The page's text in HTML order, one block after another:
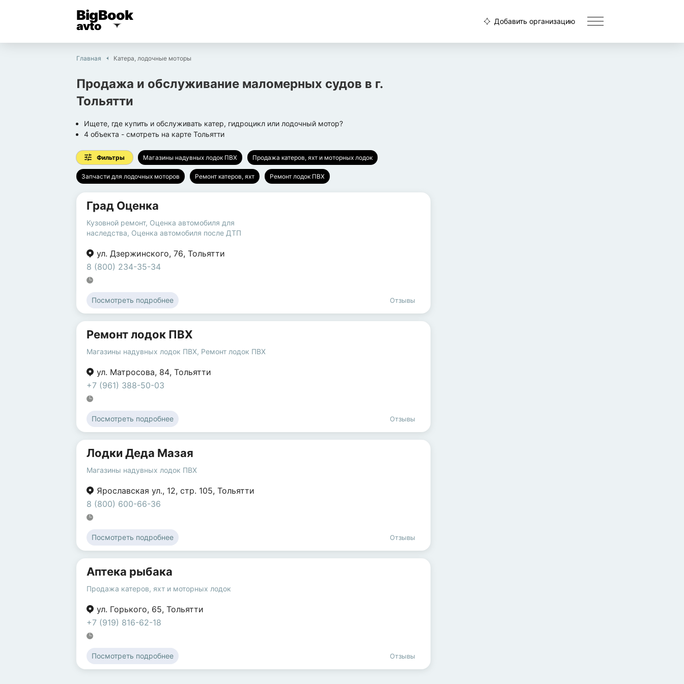
BigBook
avto Добавить организацию
Главная Катера, лодочные моторы
Продажа и обслуживание маломерных судов в г.
Тольятти
Ищете, где купить и обслуживать катер, гидроцикл или лодочный мотор?
4 объекта - смотреть на карте Тольятти
Фильтры Магазины надувных лодок ПВХ Продажа катеров, яхт и моторных лодок
Запчасти для лодочных моторов Ремонт катеров, яхт Ремонт лодок ПВХ
Град Оценка
Кузовной ремонт, Оценка автомобиля для
наследства, Оценка автомобиля после ДТП
ул. Дзержинского, 76, Тольятти
8 (800) 234-35-34
Посмотреть подробнее Отзывы
Ремонт лодок ПВХ
Магазины надувных лодок ПВХ, Ремонт лодок ПВХ
ул. Матросова, 84, Тольятти
+7 (961) 388-50-03
Посмотреть подробнее Отзывы
Лодки Деда Мазая
Магазины надувных лодок ПВХ
Ярославская ул., 12, стр. 105, Тольятти
8 (800) 600-66-36
Посмотреть подробнее Отзывы
Аптека рыбака
Продажа катеров, яхт и моторных лодок
ул. Горького, 65, Тольятти
+7 (919) 816-62-18
Посмотреть подробнее Отзывы